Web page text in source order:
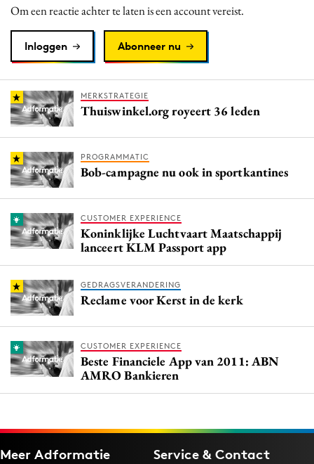
Purpose Marketing
Reputatie & crisis
Om een reactie achter te laten is een account vereist.
Inloggen Abonneer nu
MERKSTRATEGIE
Thuiswinkel.org royeert 36 leden
PROGRAMMATIC
Bob-campagne nu ook in sportkantines
CUSTOMER EXPERIENCE
Koninklijke Luchtvaart Maatschappij
lanceert KLM Passport app
GEDRAGSVERANDERING
Reclame voor Kerst in de kerk
CUSTOMER EXPERIENCE
Beste Financiele App van 2011: ABN
AMRO Bankieren
Meer Adformatie Service & Contact